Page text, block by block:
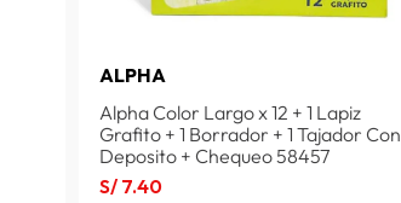
ALPHA
Alpha Color Largo x 12 + 1 Lapiz
Grafito + 1 Borrador + 1 Tajador Con
Deposito + Chequeo 58457
S/ 7.40